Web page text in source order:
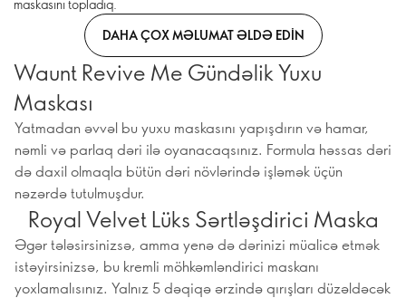
maskasını topladıq.
DAHA ÇOX MƏLUMAT ƏLDƏ EDIN
Waunt Revive Me Gündəlik Yuxu
Maskası
Yatmadan əvvəl bu yuxu maskasını yapışdırın və hamar,
nəmli və parlaq dəri ilə oyanacaqsınız. Formula həssas dəri
də daxil olmaqla bütün dəri növlərində işləmək üçün
nəzərdə tutulmuşdur.
Royal Velvet Lüks Sərtləşdirici Maska
Əgər tələsirsinizsə, amma yenə də dərinizi müalicə etmək
istəyirsinizsə, bu kremli möhkəmləndirici maskanı
yoxlamalısınız. Yalnız 5 dəqiqə ərzində qırışları düzəldəcək